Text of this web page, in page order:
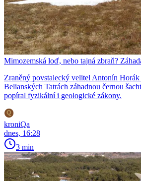
Mimozemská loď, nebo tajná zbraň?
Zraněný povstalecký velitel Antonín
Belianských Tatrách záhadnou černou
popíral fyzikální i geologické zákony.
kroniQa
dnes, 16:28
3 min